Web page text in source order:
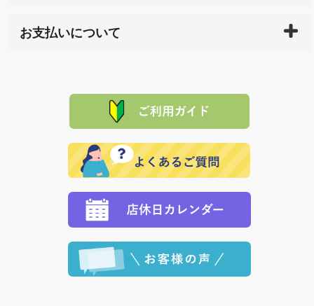
サイト内で購入された商品の送料は、こちらの
全国送
れの生産メーカーからお客様の元へ直送いたしますの
で、 それぞれ個別に送料が必要になります。
または配送途中の 事故などで不都合が生じている場合
品代金を返金いたします。）
その際は誠に申し訳ありませんが、当協会までご注文
願いいたします。
お支払いについて
た場合、お客様からの ご入金を確認した後で、商品を
※「クレジットカード」「PayPay」「楽天ペイ」を指
定された場合は、準備出来次第の便にてお送りいたし
ます。 （到着日指定をされている場合は、ご指定の日
程に合わせてお届けいたします。）